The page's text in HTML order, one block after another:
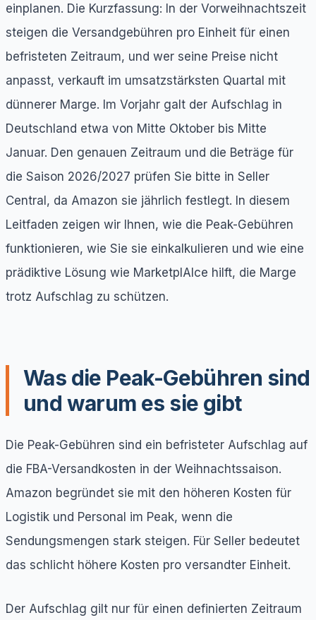
einplanen. Die Kurzfassung: In der Vorweihnachtszeit
steigen die Versandgebühren pro Einheit für einen
befristeten Zeitraum, und wer seine Preise nicht
anpasst, verkauft im umsatzstärksten Quartal mit
dünnerer Marge. Im Vorjahr galt der Aufschlag in
Deutschland etwa von Mitte Oktober bis Mitte
Januar. Den genauen Zeitraum und die Beträge für
die Saison 2026/2027 prüfen Sie bitte in Seller
Central, da Amazon sie jährlich festlegt. In diesem
Leitfaden zeigen wir Ihnen, wie die Peak-Gebühren
funktionieren, wie Sie sie einkalkulieren und wie eine
prädiktive Lösung wie MarketplAIce hilft, die Marge
trotz Aufschlag zu schützen.
Was die Peak-Gebühren sind
und warum es sie gibt
Die Peak-Gebühren sind ein befristeter Aufschlag auf
die FBA-Versandkosten in der Weihnachtssaison.
Amazon begründet sie mit den höheren Kosten für
Logistik und Personal im Peak, wenn die
Sendungsmengen stark steigen. Für Seller bedeutet
das schlicht höhere Kosten pro versandter Einheit.
Der Aufschlag gilt nur für einen definierten Zeitraum